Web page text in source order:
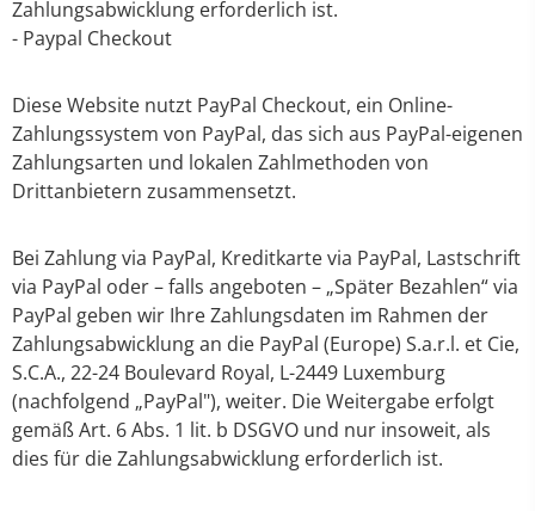
Zahlungsabwicklung erforderlich ist.
- Paypal Checkout
Diese Website nutzt PayPal Checkout, ein Online-
Zahlungssystem von PayPal, das sich aus PayPal-eigenen
Zahlungsarten und lokalen Zahlmethoden von
Drittanbietern zusammensetzt.
Bei Zahlung via PayPal, Kreditkarte via PayPal, Lastschrift
via PayPal oder – falls angeboten – „Später Bezahlen“ via
PayPal geben wir Ihre Zahlungsdaten im Rahmen der
Zahlungsabwicklung an die PayPal (Europe) S.a.r.l. et Cie,
S.C.A., 22-24 Boulevard Royal, L-2449 Luxemburg
(nachfolgend „PayPal"), weiter. Die Weitergabe erfolgt
gemäß Art. 6 Abs. 1 lit. b DSGVO und nur insoweit, als
dies für die Zahlungsabwicklung erforderlich ist.